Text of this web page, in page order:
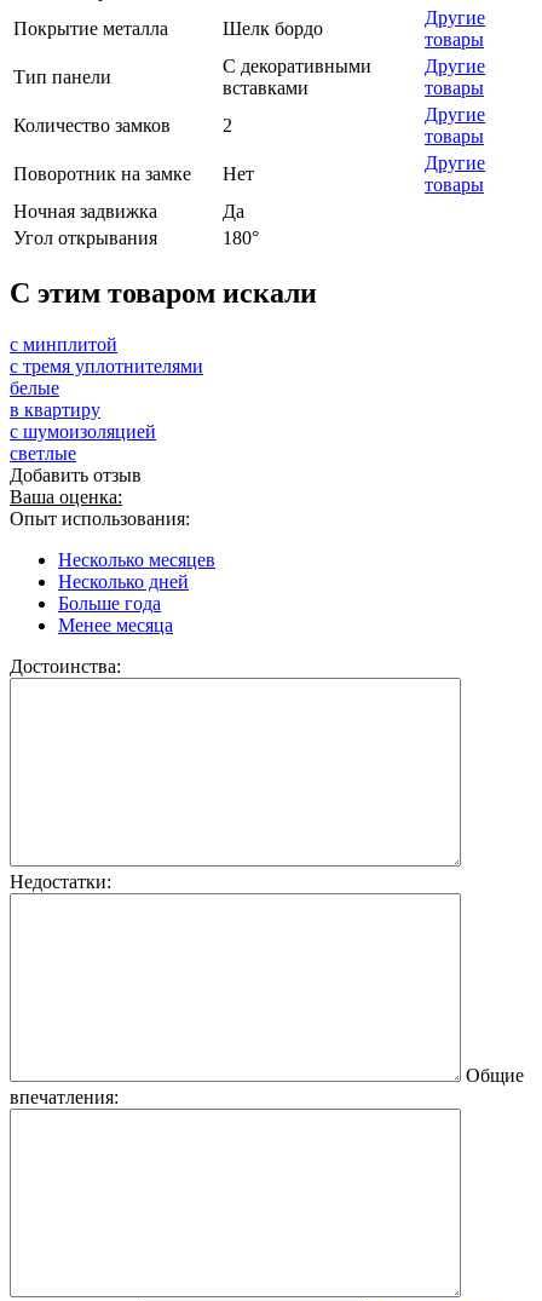
Покрытие металла
Шелк бордо
Другие
товары
Тип панели
С декоративными
вставками
Другие
товары
Количество замков
2
Другие
товары
Поворотник на замке
Нет
Другие
товары
Ночная задвижка
Да
Угол открывания
180°
C этим товаром искали
с минплитой
с тремя уплотнителями
белые
в квартиру
с шумоизоляцией
светлые
Добавить отзыв
Ваша оценка:
Опыт использования:
Несколько месяцев
Несколько дней
Больше года
Менее месяца
Достоинства:
Недостатки:
Общие
впечатления: